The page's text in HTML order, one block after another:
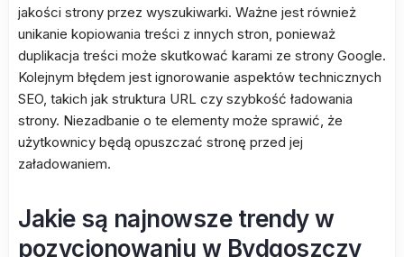
jakości strony przez wyszukiwarki. Ważne jest również
unikanie kopiowania treści z innych stron, ponieważ
duplikacja treści może skutkować karami ze strony Google.
Kolejnym błędem jest ignorowanie aspektów technicznych
SEO, takich jak struktura URL czy szybkość ładowania
strony. Niezadbanie o te elementy może sprawić, że
użytkownicy będą opuszczać stronę przed jej
załadowaniem.
Jakie są najnowsze trendy w
pozycjonowaniu w Bydgoszczy